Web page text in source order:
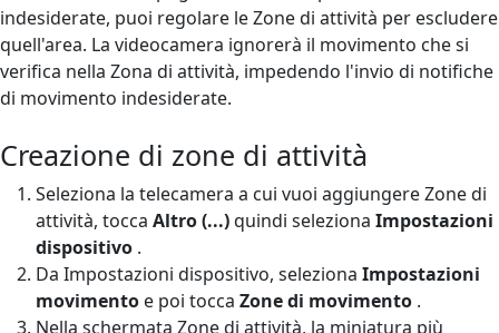
indesiderate, puoi regolare le Zone di attività per escludere
quell'area. La videocamera ignorerà il movimento che si
verifica nella Zona di attività, impedendo l'invio di notifiche
di movimento indesiderate.
Creazione di zone di attività
Seleziona la telecamera a cui vuoi aggiungere Zone di
attività, tocca Altro (...)quindi seleziona Impostazioni
dispositivo .
Da Impostazioni dispositivo, seleziona Impostazioni
movimento e poi tocca Zonedi movimento .
Nella schermata Zone di attività, la miniatura più